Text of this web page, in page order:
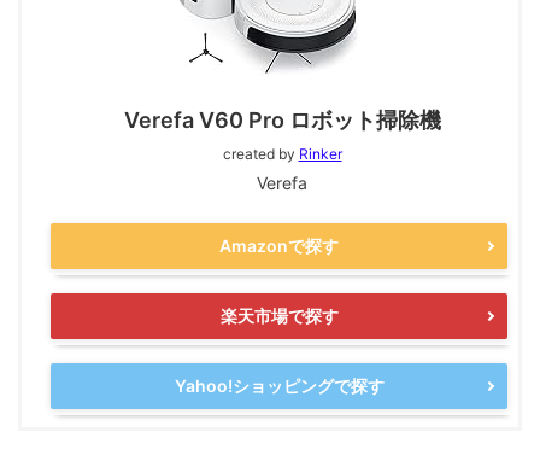
Verefa V60 Pro ロボット掃除機
created by Rinker
Verefa
Amazonで探す
楽天市場で探す
Yahoo!ショッピングで探す